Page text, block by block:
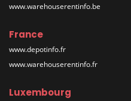
www.warehouserentinfo.be
France
www.depotinfo.fr
www.warehouserentinfo.fr
Luxembourg